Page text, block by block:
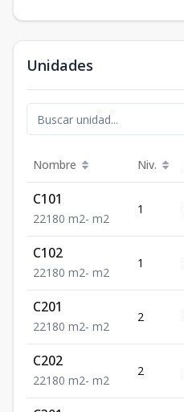
Unidades
Nombre Niv.
C101
221 80 m2- m2
1
C102
221 80 m2- m2
1
C201
221 80 m2- m2
2
C202
221 80 m2- m2
2